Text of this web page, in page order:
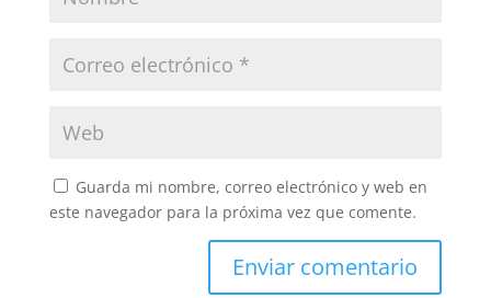
Guarda mi nombre, correo electrónico y web en
este navegador para la próxima vez que comente.